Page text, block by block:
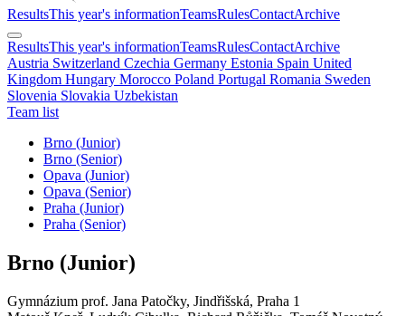
ResultsThis year's informationTeamsRulesContactArchive
ResultsThis year's informationTeamsRulesContactArchive
Austria Switzerland Czechia Germany Estonia Spain United
Kingdom Hungary Morocco Poland Portugal Romania Sweden
Slovenia Slovakia Uzbekistan
Team list
Brno (Junior)
Brno (Senior)
Opava (Junior)
Opava (Senior)
Praha (Junior)
Praha (Senior)
Brno (Junior)
Gymnázium prof. Jana Patočky, Jindřišská, Praha 1